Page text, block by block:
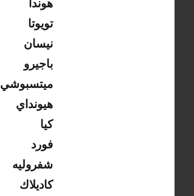
تويوتا
نيسان
باجيرو
ميتسبوشي
هيونداي
كيا
فورد
شفروليه
كاديلاك